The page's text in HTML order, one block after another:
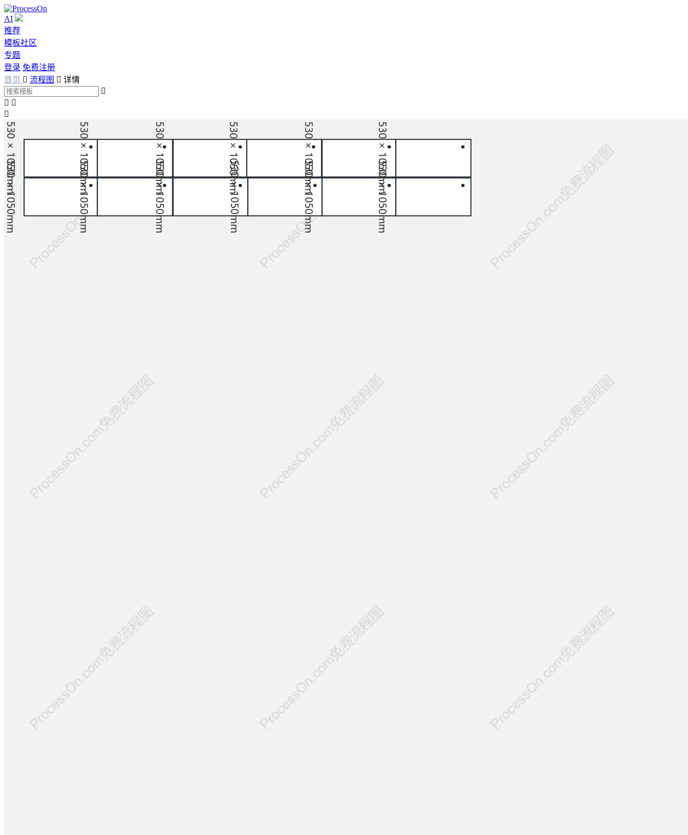
AI
推荐
模板社区
专题
登录 免费注册
首页  流程图  详情

 
